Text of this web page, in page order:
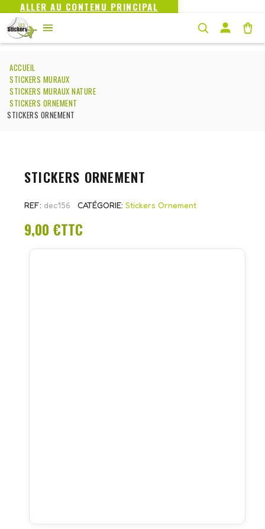
ALLER AU CONTENU PRINCIPAL
ACCUEIL
STICKERS MURAUX
STICKERS MURAUX NATURE
STICKERS ORNEMENT
STICKERS ORNEMENT
STICKERS ORNEMENT
REF dec156 CATÉGORIE Stickers Ornement
9,00 €TTC